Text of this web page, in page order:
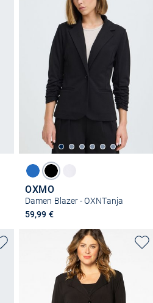
OXMO
Damen Blazer - OXNTanja
59,99 €